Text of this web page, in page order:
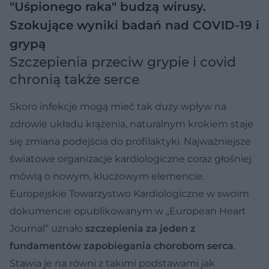
"Uśpionego raka" budzą wirusy.
Szokujące wyniki badań nad COVID-19 i
grypą
Szczepienia przeciw grypie i covid
chronią także serce
Skoro infekcje mogą mieć tak duży wpływ na
zdrowie układu krążenia, naturalnym krokiem staje
się zmiana podejścia do profilaktyki. Najważniejsze
światowe organizacje kardiologiczne coraz głośniej
mówią o nowym, kluczowym elemencie.
Europejskie Towarzystwo Kardiologiczne w swoim
dokumencie opublikowanym w „European Heart
Journal” uznało szczepienia za jeden z
fundamentów zapobiegania chorobom serca.
Stawia je na równi z takimi podstawami jak